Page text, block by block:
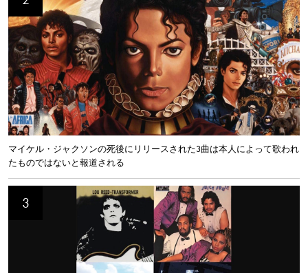
マイケル・ジャクソンの死後にリリースされた3曲は本人によって歌われ
たものではないと報道される